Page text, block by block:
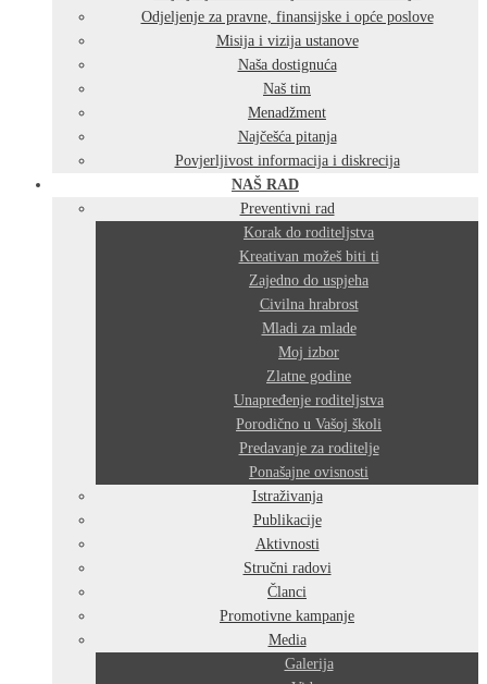
Odjeljenje za pravne, finansijske i opće poslove
Misija i vizija ustanove
Naša dostignuća
Naš tim
Menadžment
Najčešća pitanja
Povjerljivost informacija i diskrecija
NAŠ RAD
Preventivni rad
Korak do roditeljstva
Kreativan možeš biti ti
Zajedno do uspjeha
Civilna hrabrost
Mladi za mlade
Moj izbor
Zlatne godine
Unapređenje roditeljstva
Porodično u Vašoj školi
Predavanje za roditelje
Ponašajne ovisnosti
Istraživanja
Publikacije
Aktivnosti
Stručni radovi
Članci
Promotivne kampanje
Media
Galerija